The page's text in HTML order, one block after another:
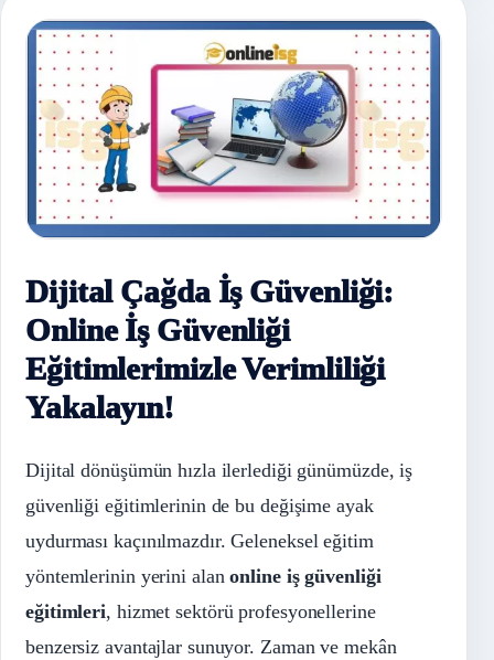
Dijital Çağda İş Güvenliği:
Online İş Güvenliği
Eğitimlerimizle Verimliliği
Yakalayın!
Dijital dönüşümün hızla ilerlediği günümüzde, iş
güvenliği eğitimlerinin de bu değişime ayak
uydurması kaçınılmazdır. Geleneksel eğitim
yöntemlerinin yerini alanonline iş güvenliği
eğitimleri, hizmet sektörü profesyonellerine
benzersiz avantajlar sunuyor. Zaman ve mekân